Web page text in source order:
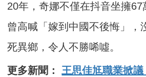
20年，奇娜不僅在抖音坐擁67
曾高喊「嫁到中國不後悔」，
死異鄉，令人不勝唏噓。
更多新聞： 王思佳尪職業掀